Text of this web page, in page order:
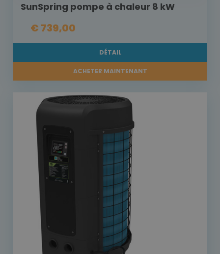
SunSpring pompe à chaleur 8 kW
€ 739,00
DÉTAIL
ACHETER MAINTENANT